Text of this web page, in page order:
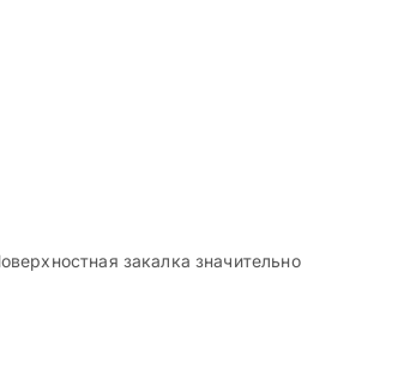
закалка значительно